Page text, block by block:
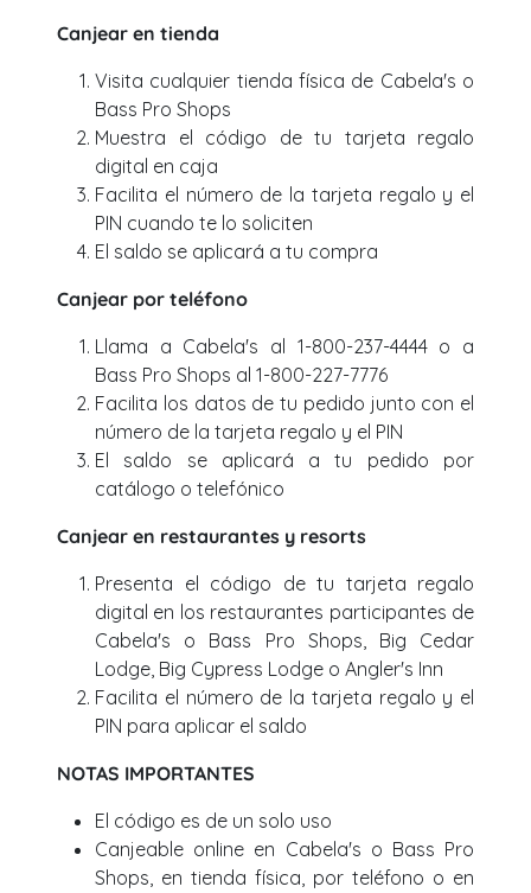
Canjear en tienda
Visita cualquier tienda física de Cabela's o
Bass Pro Shops
Muestra el código de tu tarjeta regalo
digital en caja
Facilita el número de la tarjeta regalo y el
PIN cuando te lo soliciten
El saldo se aplicará a tu compra
Canjear por teléfono
Llama a Cabela's al 1-800-237-4444 o a
Bass Pro Shops al 1-800-227-7776
Facilita los datos de tu pedido junto con el
número de la tarjeta regalo y el PIN
El saldo se aplicará a tu pedido por
catálogo o telefónico
Canjear en restaurantes y resorts
Presenta el código de tu tarjeta regalo
digital en los restaurantes participantes de
Cabela's o Bass Pro Shops, Big Cedar
Lodge, Big Cypress Lodge o Angler's Inn
Facilita el número de la tarjeta regalo y el
PIN para aplicar el saldo
NOTAS IMPORTANTES
El código es de un solo uso
Canjeable online en Cabela's o Bass Pro
Shops, en tienda física, por teléfono o en